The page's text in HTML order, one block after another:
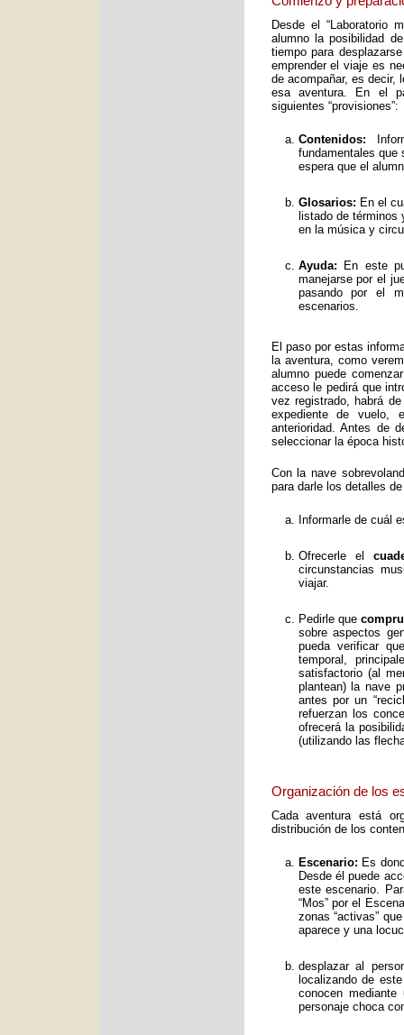
Desde el “Laboratorio
alumno la posibilidad
tiempo para
emprender el viaje es
de acompañar, es decir,
esa aventura. En el
siguientes “provisiones”:
Contenidos:
fundamentales que
espera que el
Glosarios: En el
listado de
en la música y
Ayuda: En este
manejarse por el
pasando por el
escenarios.
El paso por estas
la aventura, como
alumno puede
acceso le pedirá que
vez registrado, habrá
expediente de vuelo,
anterioridad. Antes de
seleccionar la época
Con la nave
para darle los detalles
Informarle de cuál
Ofrecerle el
circunstancias
viajar.
Pedirle que
sobre aspectos
pueda verificar
temporal,
satisfactorio (al
plantean) la nave
antes por un
refuerzan los
ofrecerá la
(utilizando las
Organización de los
Cada aventura está
distribución de los
Escenario: Es
Desde él puede
este escenario.
“Mos” por el
zonas “activas”
aparece y una
desplazar al
localizando de
conocen
personaje choca